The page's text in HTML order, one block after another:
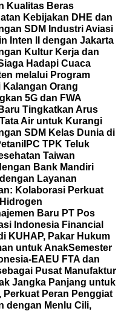
Kualitas Beras
Kebijakan DHE dan
SDM Industri Aviasi
Inten II dengan Jakarta
Kultur Kerja dan
Hadapi Cuaca
melalui Program
Orang
5G dan FWA
Tingkatkan Arus
Air untuk Kurangi
SDM Kelas Dunia di
IPC TPK Teluk
Taiwan
Bank Mandiri
Layanan
Kolaborasi Perkuat
Baru PT Pos
Indonesia Financial
KUHAP, Pakar Hukum
untuk AnakSemester
EAEU FTA dan
Pusat Manufaktur
Jangka Panjang untuk
Perkuat Peran Penggiat
dengan Menlu Cili,